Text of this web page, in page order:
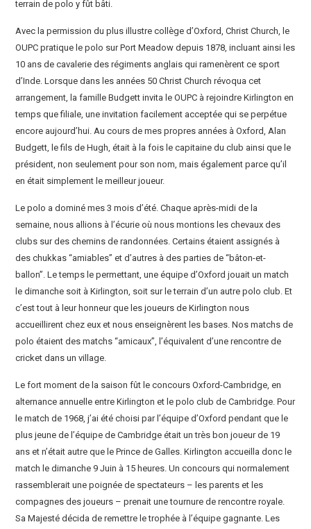
terrain de polo y fût bâti.
Avec la permission du plus illustre collège d’Oxford, Christ Church, le
OUPC pratique le polo sur Port Meadow depuis 1878, incluant ainsi les
10 ans de cavalerie des régiments anglais qui ramenèrent ce sport
d’Inde. Lorsque dans les années 50 Christ Church révoqua cet
arrangement, la famille Budgett invita le OUPC à rejoindre Kirlington en
temps que filiale, une invitation facilement acceptée qui se perpétue
encore aujourd’hui. Au cours de mes propres années à Oxford, Alan
Budgett, le fils de Hugh, était à la fois le capitaine du club ainsi que le
président, non seulement pour son nom, mais également parce qu’il
en était simplement le meilleur joueur.
Le polo a dominé mes 3 mois d’été. Chaque après-midi de la
semaine, nous allions à l’écurie où nous montions les chevaux des
clubs sur des chemins de randonnées. Certains étaient assignés à
des chukkas “amiables” et d’autres à des parties de “bâton-et-
ballon”. Le temps le permettant, une équipe d’Oxford jouait un match
le dimanche soit à Kirlington, soit sur le terrain d’un autre polo club. Et
c’est tout à leur honneur que les joueurs de Kirlington nous
accueillirent chez eux et nous enseignèrent les bases. Nos matchs de
polo étaient des matchs “amicaux”, l’équivalent d’une rencontre de
cricket dans un village.
Le fort moment de la saison fût le concours Oxford-Cambridge, en
alternance annuelle entre Kirlington et le polo club de Cambridge. Pour
le match de 1968, j’ai été choisi par l’équipe d’Oxford pendant que le
plus jeune de l’équipe de Cambridge était un très bon joueur de 19
ans et n’était autre que le Prince de Galles. Kirlington accueilla donc le
match le dimanche 9 Juin à 15 heures. Un concours qui normalement
rassemblerait une poignée de spectateurs – les parents et les
compagnes des joueurs – prenait une tournure de rencontre royale.
Sa Majesté décida de remettre le trophée à l’équipe gagnante. Les